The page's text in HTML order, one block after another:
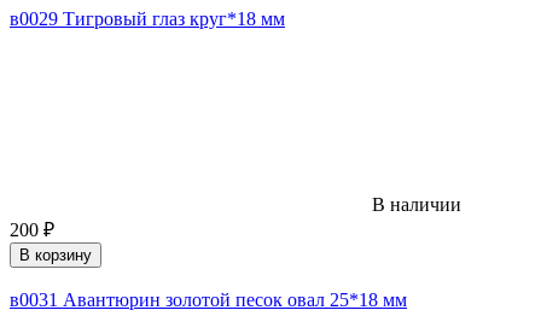
в0029 Тигровый глаз круг*18 мм
В наличии
200 ₽
В корзину
в0031 Авантюрин золотой песок овал 25*18 мм